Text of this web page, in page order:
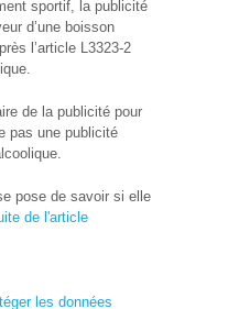
sportif, la publicité
d’une boisson
l’article L3323-2
de la publicité pour
pas une publicité
pose de savoir si elle
de l'article
les données